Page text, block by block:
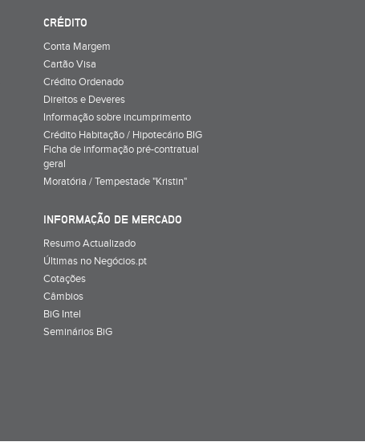
CRÉDITO
Conta Margem
Cartão Visa
Crédito Ordenado
Direitos e Deveres
Informação sobre incumprimento
Crédito Habitação / Hipotecário BIG
Ficha de informação pré-contratual
geral
Moratória / Tempestade "Kristin"
INFORMAÇÃO DE MERCADO
Resumo Actualizado
Últimas no Negócios.pt
Cotações
Câmbios
BiG Intel
Seminários BiG